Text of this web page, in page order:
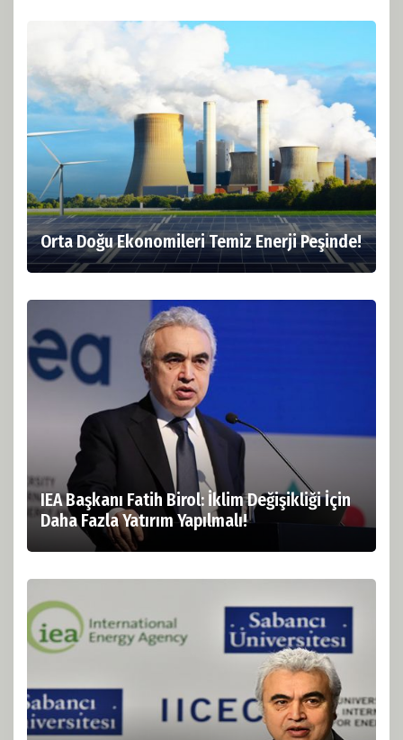
Orta Doğu Ekonomileri Temiz Enerji Peşinde!
IEA Başkanı Fatih Birol: İklim Değişikliği İçin
Daha Fazla Yatırım Yapılmalı!